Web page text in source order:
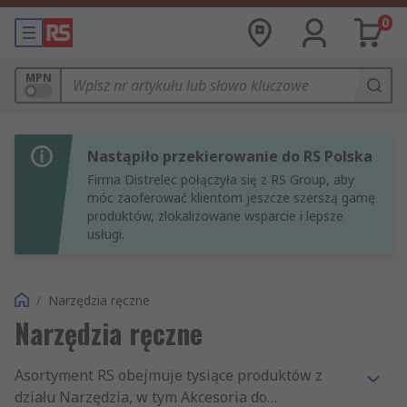
0
MPN
Nastąpiło przekierowanie do RS Polska
Firma Distrelec połączyła się z RS Group, aby
móc zaoferować klientom jeszcze szerszą gamę
produktów, zlokalizowane wsparcie i lepsze
usługi.
/ Narzędzia ręczne
Narzędzia ręczne
Asortyment RS obejmuje tysiące produktów z
działu Narzędzia, w tym Akcesoria do